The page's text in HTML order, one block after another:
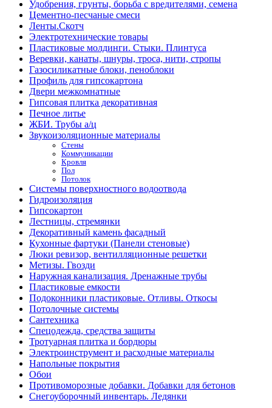
Удобрения, грунты, борьба с вредителями, семена
Цементно-песчаные смеси
Ленты.Скотч
Электротехнические товары
Пластиковые молдинги. Стыки. Плинтуса
Веревки, канаты, шнуры, троса, нити, стропы
Газосиликатные блоки, пеноблоки
Профиль для гипсокартона
Двери межкомнатные
Гипсовая плитка декоративная
Печное литье
ЖБИ. Трубы а/ц
Звукоизоляционные материалы
Стены
Коммуникации
Кровля
Пол
Потолок
Системы поверхностного водоотвода
Гидроизоляция
Гипсокартон
Лестницы, стремянки
Декоративный камень фасадный
Кухонные фартуки (Панели стеновые)
Люки ревизор, вентилляционные решетки
Метизы. Гвозди
Наружная канализация. Дренажные трубы
Пластиковые емкости
Подоконники пластиковые. Отливы. Откосы
Потолочные системы
Сантехника
Спецодежда, средства защиты
Тротуарная плитка и бордюры
Электроинструмент и расходные материалы
Напольные покрытия
Обои
Противоморозные добавки. Добавки для бетонов
Снегоуборочный инвентарь. Ледянки